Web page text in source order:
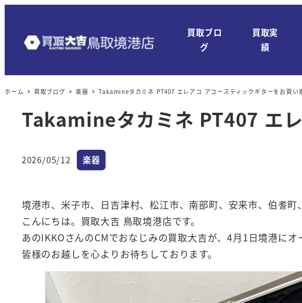
ン
テ
買取ブロ
グ
買取実
績
ホーム 買取ブログ 楽器 Takamineタカミネ PT407 エレアコ アコースティックギターをお買い
Takamineタカミネ PT407 エ
投稿日
2026/05/12 カテゴリー
楽器
境港市、米子市、日吉津村、松江市、南部町、安来市、伯耆町
こんにちは。買取大吉 鳥取境港店です。
あのIKKOさんのCMでおなじみの買取大吉が、4月1日境港にオ
皆様のお越しを心よりお待ちしております。